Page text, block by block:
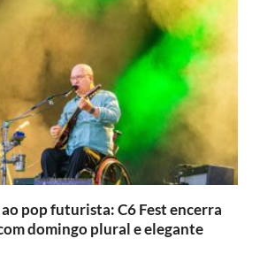
pop futurista: C6 Fest encerra
domingo plural e elegante